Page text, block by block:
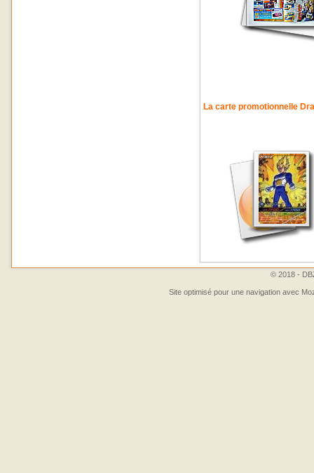
La carte promotionnelle
© 2018 -
Site optimisé pour une navigation avec